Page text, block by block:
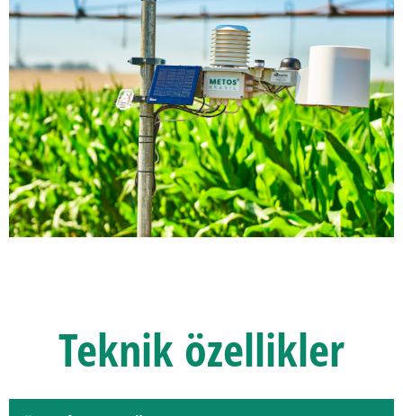
Tekniközellikler